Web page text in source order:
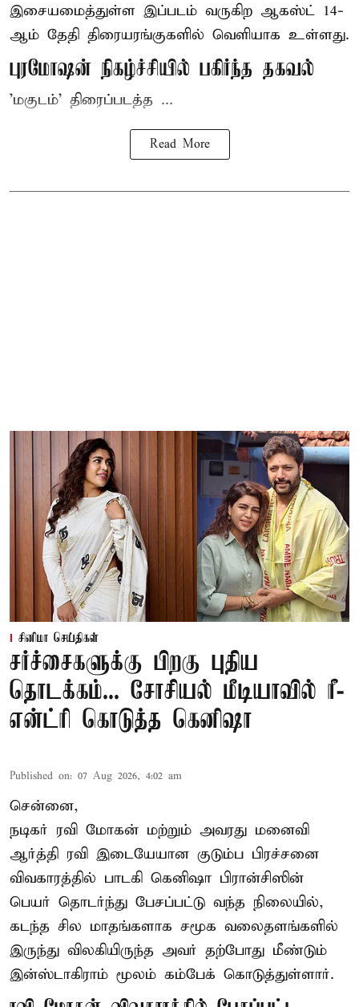
இசையமைத்துள்ள இப்படம் வருகிற ஆகஸ்ட் 14-
ஆம் தேதி திரையரங்குகளில் வெளியாக உள்ளது.
புரமோஷன் நிகழ்ச்சியில் பகிர்ந்த தகவல்
'மகுடம்' திரைப்படத்த ...
Read More
சினிமா செய்திகள்
சர்ச்சைகளுக்கு பிறகு புதிய
தொடக்கம்... சோசியல் மீடியாவில் ரீ-
என்ட்ரி கொடுத்த கெனிஷா
Published on: 07 Aug 2026, 4:02 am
சென்னை,
நடிகர் ரவி மோகன் மற்றும் அவரது மனைவி
ஆர்த்தி ரவி இடையேயான குடும்ப பிரச்சனை
விவகாரத்தில் பாடகி கெனிஷா பிரான்சிஸின்
பெயர் தொடர்ந்து பேசப்பட்டு வந்த நிலையில்,
கடந்த சில மாதங்களாக சமூக வலைதளங்களில்
இருந்து விலகியிருந்த அவர் தற்போது மீண்டும்
இன்ஸ்டாகிராம் மூலம் கம்பேக் கொடுத்துள்ளார்.